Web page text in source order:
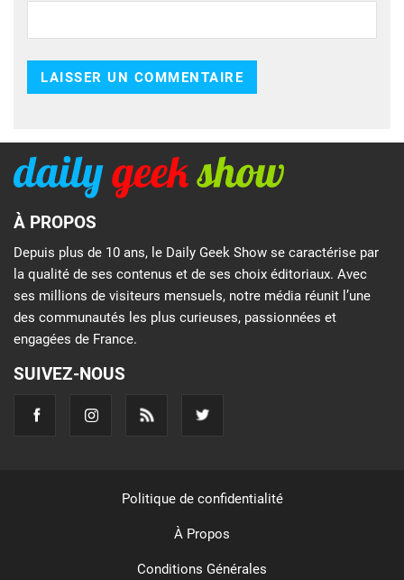
À PROPOS
Depuis plus de 10 ans, le Daily Geek Show se caractérise par
la qualité de ses contenus et de ses choix éditoriaux. Avec
ses millions de visiteurs mensuels, notre média réunit l’une
des communautés les plus curieuses, passionnées et
engagées de France.
SUIVEZ-NOUS
Politique de confidentialité
À Propos
Conditions Générales